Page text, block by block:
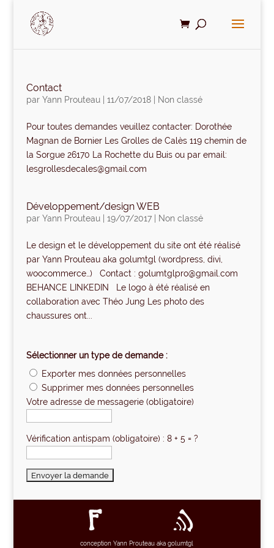
Contact
par Yann Prouteau| 11/07/2018| Non classé
Pour toutes demandes veuillez contacter: Dorothée
Magnan de Bornier Les Grolles de Calès 119 chemin de
la Sorgue 26170 La Rochette du Buis ou par email:
lesgrollesdecales@gmail.com
Développement/design WEB
par Yann Prouteau| 19/07/2017| Non classé
Le design et le développement du site ont été réalisé
par Yann Prouteau aka golumtgl (wordpress, divi,
woocommerce…) Contact : golumtglpro@gmail.com
BEHANCE LINKEDIN Le logo à été réalisé en
collaboration avec Théo Jung Les photo des
chaussures ont...
Sélectionner un type de demande :
Exporter mes données personnelles
Supprimer mes données personnelles
Votre adresse de messagerie (obligatoire)
Vérification antispam (obligatoire) : 8 + 5 = ?
conception Yann Prouteau aka golumtgl